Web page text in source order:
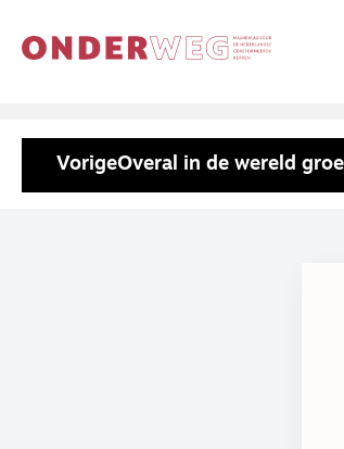
VorigeOveral in de wereld